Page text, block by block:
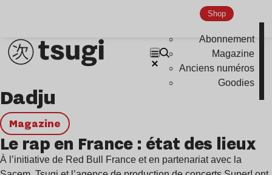
Shop
Abonnement
Magazine
Anciens numéros
Goodies
Dadju
magazine
Le rap en France : état des lieux
À l’initiative de Red Bull France et en partenariat avec la